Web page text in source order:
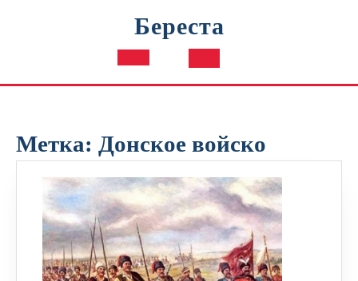
Береста
Кнопка
Метка: Донское войско